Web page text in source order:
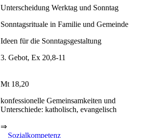
Unterscheidung Werktag und Sonntag
Sonntagsrituale in Familie und Gemeinde
Ideen für die Sonntagsgestaltung
3. Gebot, Ex 20,8-11
Mt 18,20
konfessionelle Gemeinsamkeiten und
Unterschiede: katholisch, evangelisch
⇒
Sozialkompetenz